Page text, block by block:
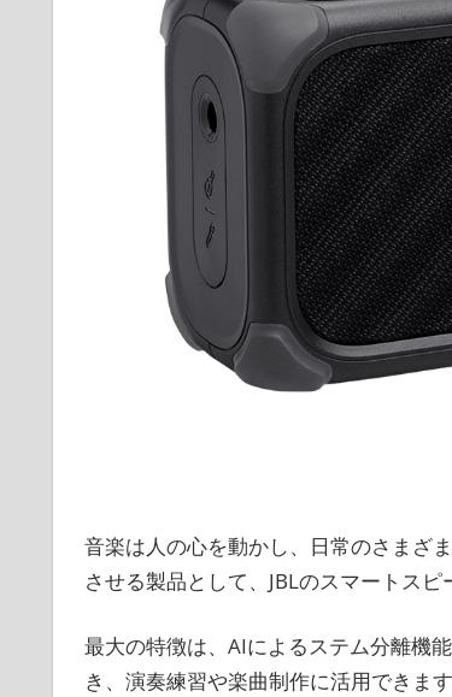
音楽は人の心を動かし、日常のさまざ
させる製品として、JBLのスマートス
最大の特徴は、AIによるステム分離機
き、演奏練習や楽曲制作に活用できま